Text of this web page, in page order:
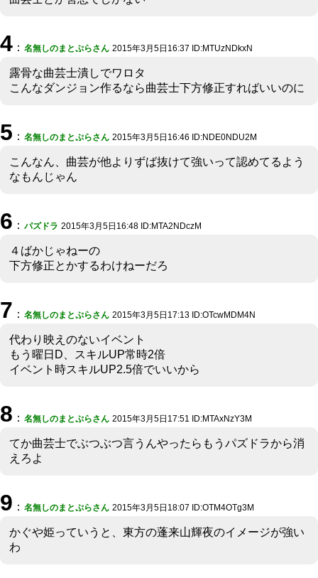
4 ： 名無しのまとぷらさん 2015年3月5日16:37 ID:MTUzNDkxN
露骨な曲芸士潰しでワロタ
こんなダンジョン作るなら曲芸士下方修正すればいいのに
5 ： 名無しのまとぷらさん 2015年3月5日16:46 ID:NDE0NDU2M
こんなん、曲芸が他よりずば抜けて強いって認めてるよう
なもんじゃん
6 ： パズドラ 2015年3月5日16:48 ID:MTA2NDczM
４ばかじゃねーの
下方修正とかするわけねーだろ
7 ： 名無しのまとぷらさん 2015年3月5日17:13 ID:OTcwMDM4N
代わり映えのないイベント
もう曜日D、スキルUP常時2倍
イベント時スキルUP2.5倍でいいから
8 ： 名無しのまとぷらさん 2015年3月5日17:51 ID:MTAxNzY3M
てか曲芸士でぶつぶつ言うんやったらもうパズドラから消
えろよ
9 ： 名無しのまとぷらさん 2015年3月5日18:07 ID:OTM4OTg3M
かぐや姫っていうと、東方の蓬来山輝夜のイメージが強い
わ